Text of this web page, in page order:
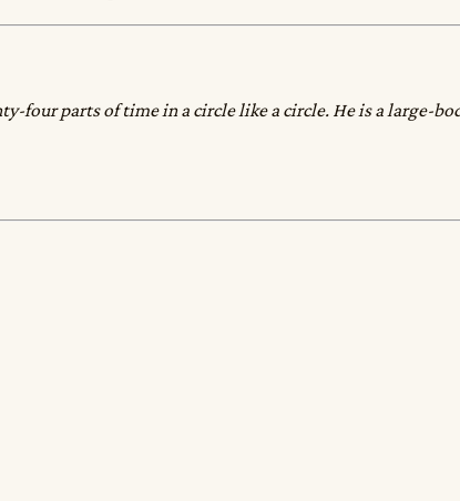
four parts of time in a circle like a circle. He is a